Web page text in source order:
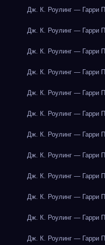
Дж. К. Роулинг — Гарри
Дж. К. Роулинг — Гарри
Дж. К. Роулинг — Гарри
Дж. К. Роулинг — Гарри
Дж. К. Роулинг — Гарри
Дж. К. Роулинг — Гарри
Дж. К. Роулинг — Гарри
Дж. К. Роулинг — Гарри
Дж. К. Роулинг — Гарри
Дж. К. Роулинг — Гарри
Дж. К. Роулинг — Гарри
Дж. К. Роулинг — Гарри